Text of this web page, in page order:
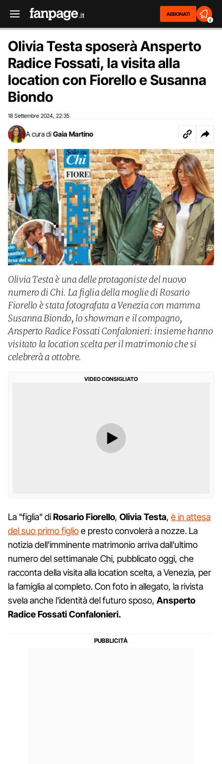
ABBONATI
2
Olivia Testa sposerà Ansperto
Radice Fossati, la visita alla
location con Fiorello e Susanna
Biondo
18 Settembre 2024 22:35
A cura di Gaia Martino
Olivia Testa è una delle protagoniste del nuovo
numero di Chi. La figlia della moglie di Rosario
Fiorello è stata fotografata a Venezia con mamma
Susanna Biondo, lo showman e il compagno,
Ansperto Radice Fossati Confalonieri: insieme hanno
visitato la location scelta per il matrimonio che si
celebrerà a ottobre.
VIDEO CONSIGLIATO
La "figlia" diRosario Fiorello, Olivia Testa, è in attesa
del suo primo figlioe presto convolerà a nozze. La
notizia dell'imminente matrimonio arriva dall'ultimo
numero del settimanale Chi, pubblicato oggi, che
racconta della visita alla location scelta, a Venezia, per
la famiglia al completo. Con foto in allegato, la rivista
svela anche l'identità del futuro sposo, Ansperto
Radice Fossati Confalonieri.